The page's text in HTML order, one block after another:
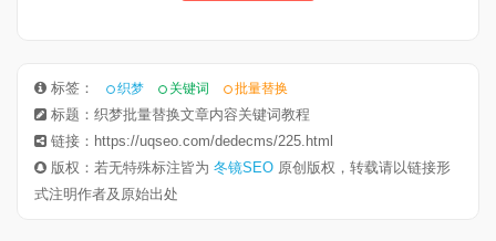
标签： 织梦 关键词 批量替换
标题：织梦批量替换文章内容关键词教程
链接：https://uqseo.com/dedecms/225.html
版权：若无特殊标注皆为 冬镜SEO 原创版权，转载请以链接形
式注明作者及原始出处